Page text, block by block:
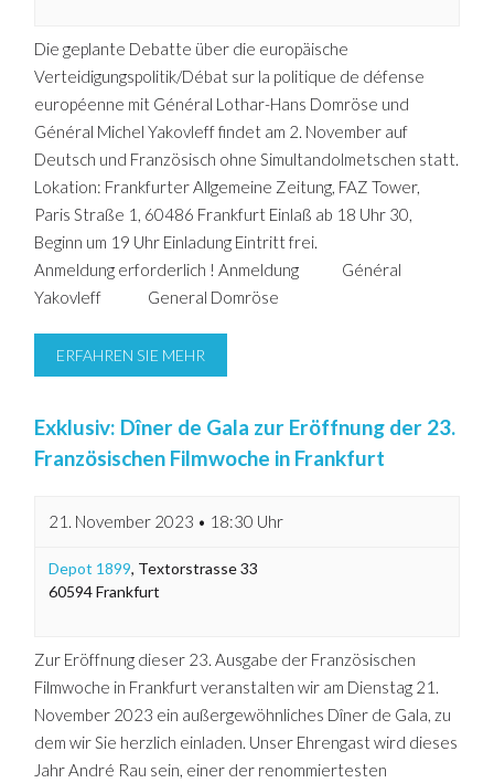
Die geplante Debatte über die europäische
Verteidigungspolitik/Débat sur la politique de défense
européenne mit Général Lothar-Hans Domröse und
Général Michel Yakovleff findet am 2. November auf
Deutsch und Französisch ohne Simultandolmetschen statt.
Lokation: Frankfurter Allgemeine Zeitung, FAZ Tower,
Paris Straße 1, 60486 Frankfurt Einlaß ab 18 Uhr 30,
Beginn um 19 Uhr Einladung Eintritt frei.
Anmeldung erforderlich ! Anmeldung Général
Yakovleff General Domröse
ERFAHREN SIE MEHR
Exklusiv: Dîner de Gala zur Eröffnung der 23.
Französischen Filmwoche in Frankfurt
21. November 2023 • 18:30 Uhr
Depot 1899, Textorstrasse 33
60594Frankfurt
Zur Eröffnung dieser 23. Ausgabe der Französischen
Filmwoche in Frankfurt veranstalten wir am Dienstag 21.
November 2023 ein außergewöhnliches Dîner de Gala, zu
dem wir Sie herzlich einladen. Unser Ehrengast wird dieses
Jahr André Rau sein, einer der renommiertesten